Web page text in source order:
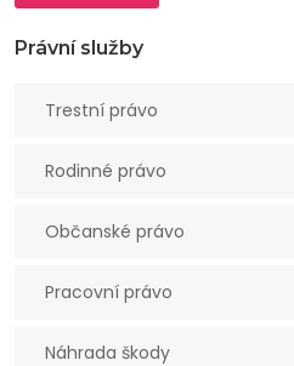
Právní služby
Trestní právo
Rodinné právo
Občanské právo
Pracovní právo
Náhrada škody